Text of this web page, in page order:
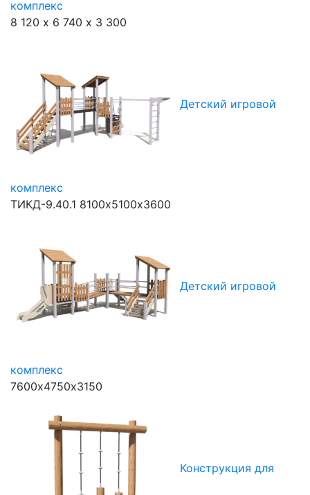
комплекс
8 120 х 6 740 х 3 300
Детский игровой
комплекс
ТИКД-9.40.1 8100х5100х3600
Детский игровой
комплекс
7600х4750х3150
Конструкция для